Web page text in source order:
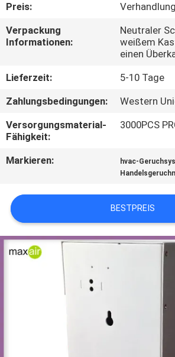
TRETEN
SIE
UNS
IN
VERBINDUNG
FORDERN
ZITAT
SHOPPING
ONLINE
SITEMAP
Preis:
Verpackung
Informationen:
Neutraler
weißem
einen
Lieferzeit:
5-10 Tage
Zahlungsbedingungen:
Western
Versorgungsmaterial-
Fähigkeit:
3000PCS
Markieren: hvac-
BESTPREIS